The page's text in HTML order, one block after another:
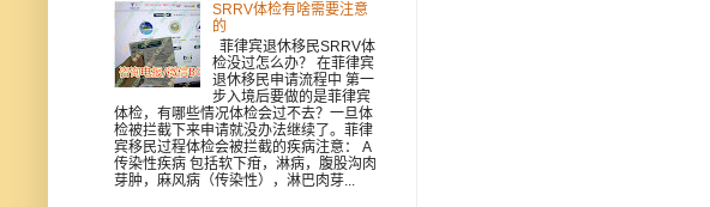
SRRV体检有啥需要注意
的
菲律宾退休移民SRRV体
检没过怎么办？ 在菲律宾
退休移民申请流程中 第一
步入境后要做的是菲律宾
体检，有哪些情况体检会过不去？一旦体
检被拦截下来申请就没办法继续了。菲律
宾移民过程体检会被拦截的疾病注意： A
传染性疾病 包括软下疳，淋病，腹股沟肉
芽肿，麻风病（传染性），淋巴肉芽...